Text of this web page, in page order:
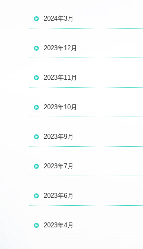
2024年3月
2023年12月
2023年11月
2023年10月
2023年9月
2023年7月
2023年6月
2023年4月